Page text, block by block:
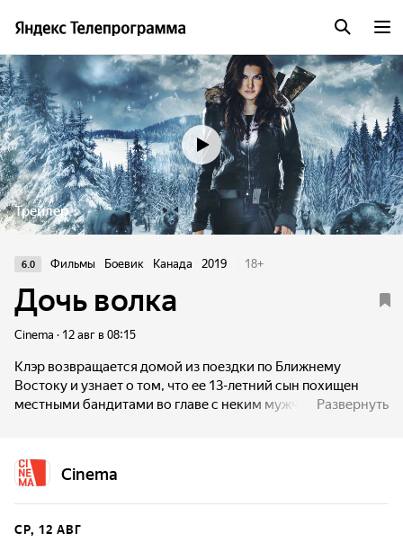
Трейлер
6.0 Фильмы Боевик Канада 2019 18+
Дочь волка
Cinema · 12 авг в 08:15
Клэр возвращается домой из поездки по Ближнему
Востоку и узнает о том, что ее 13-летний сын похищен
местными бандитами во главе с неким мужчиной,Развернуть
Cinema
СР, 12 АВГ